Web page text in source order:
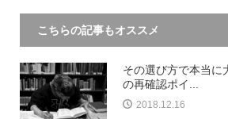
こちらの記事もオススメ
その選び方で本当に
の再確認ポイ...
2018.12.16